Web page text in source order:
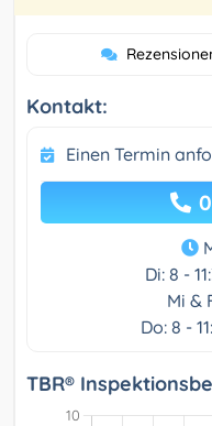
Kontakt:
Einen Termin
Di: 8 -
Mi &
Do: 8 -
TBR®